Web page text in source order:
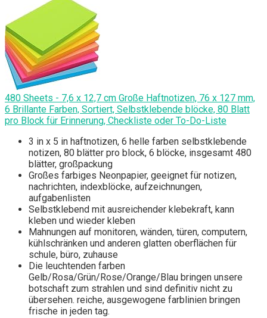
480 Sheets - 7,6 x 12,7 cm Große Haftnotizen, 76 x 127 mm,
6 Brillante Farben, Sortiert, Selbstklebende blöcke, 80 Blatt
pro Block für Erinnerung, Checkliste oder To-Do-Liste
3 in x 5 in haftnotizen, 6 helle farben selbstklebende
notizen, 80 blätter pro block, 6 blöcke, insgesamt 480
blätter, großpackung
Großes farbiges Neonpapier, geeignet für notizen,
nachrichten, indexblöcke, aufzeichnungen,
aufgabenlisten
Selbstklebend mit ausreichender klebekraft, kann
kleben und wieder kleben
Mahnungen auf monitoren, wänden, türen, computern,
kühlschränken und anderen glatten oberflächen für
schule, büro, zuhause
Die leuchtenden farben
Gelb/Rosa/Grün/Rose/Orange/Blau bringen unsere
botschaft zum strahlen und sind definitiv nicht zu
übersehen. reiche, ausgewogene farblinien bringen
frische in jeden tag.